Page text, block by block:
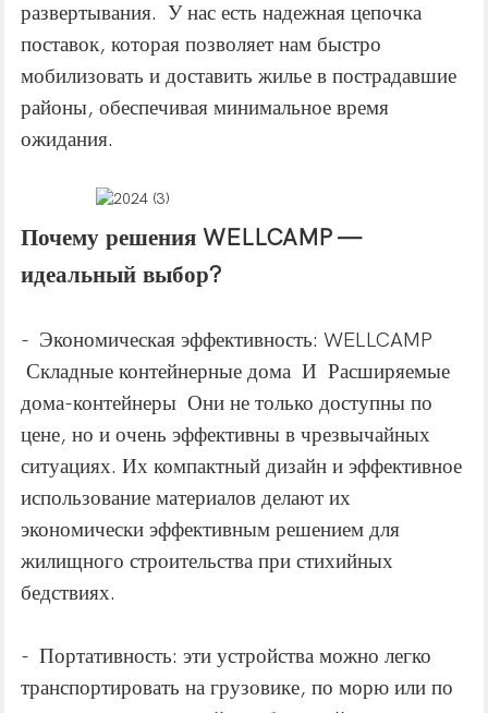
развертывания. У нас есть надежная цепочка
поставок, которая позволяет нам быстро
мобилизовать и доставить жилье в пострадавшие
районы, обеспечивая минимальное время
ожидания.
Почему решения WELLCAMP —
идеальный выбор?
- Экономическая эффективность: WELLCAMP
Складные контейнерные дома И Расширяемые
дома-контейнеры Они не только доступны по
цене, но и очень эффективны в чрезвычайных
ситуациях. Их компактный дизайн и эффективное
использование материалов делают их
экономически эффективным решением для
жилищного строительства при стихийных
бедствиях.
- Портативность: эти устройства можно легко
транспортировать на грузовике, по морю или по